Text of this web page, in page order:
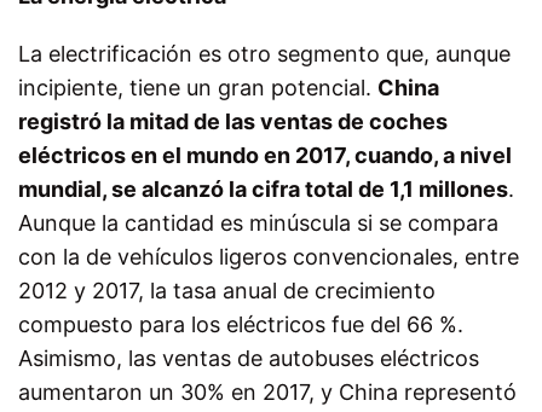
La electrificación es otro segmento que, aunque
incipiente, tiene un gran potencial. China
registró la mitad de las ventas de coches
eléctricos en el mundo en 2017, cuando, a nivel
mundial, se alcanzó la cifra total de 1,1 millones.
Aunque la cantidad es minúscula si se compara
con la de vehículos ligeros convencionales, entre
2012 y 2017, la tasa anual de crecimiento
compuesto para los eléctricos fue del 66 %.
Asimismo, las ventas de autobuses eléctricos
aumentaron un 30% en 2017, y China representó